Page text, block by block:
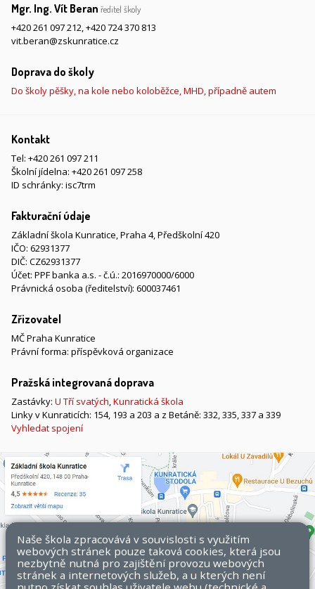
Mgr. Ing. Vít Beran ředitel školy
+420 261 097 212,+420 724 370 813
vit.beran@zskunratice.cz
Doprava do školy
Do školy pěšky, na kole nebo koloběžce, MHD, případně autem
Kontakt
Tel: +420 261 097 211
Školní jídelna: +420 261 097 258
ID schránky: isc7trm
Fakturační údaje
Základní škola Kunratice, Praha 4, Předškolní 420
IČO: 62931377
DIČ: CZ62931377
Účet: PPF banka a.s. - č.ú.: 2016970000/6000
Právnická osoba (ředitelství): 600037461
Zřizovatel
MČ Praha Kunratice
Právní forma: příspěvková organizace
Pražská integrovaná doprava
Zastávky: U Tří svatých,Kunratická škola
Linky v Kunraticích: 154, 193 a 203 a z Betáně: 332, 335, 337 a 339
Vyhledat spojení
Naše škola zpracovává v souvislosti s využitím
webových stránek pouze taková cookies, která jsou
nezbytně nutná pro zajištění provozu webových
stránek a internetových služeb, a u kterých není